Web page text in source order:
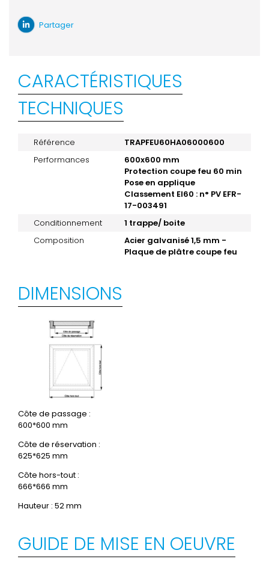
Partager
CARACTÉRISTIQUES
TECHNIQUES
Référence
TRAPFEU60HA06000600
Performances
600x600 mm
Protection coupe feu 60 min
Pose en applique
Classement EI60 : n° PV EFR-
17-003491
Conditionnement
1 trappe/ boite
Composition
Acier galvanisé 1,5 mm -
Plaque de plâtre coupe feu
DIMENSIONS
Côte de passage :
600*600 mm
Côte de réservation :
625*625 mm
Côte hors-tout :
666*666 mm
Hauteur : 52 mm
GUIDE DE MISE EN OEUVRE